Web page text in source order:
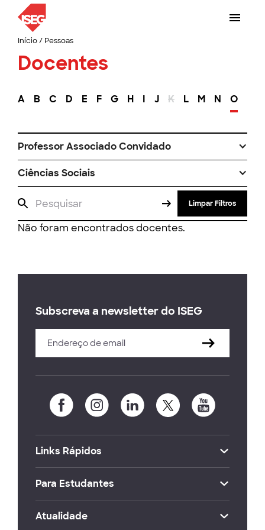
Início/ Pessoas
Docentes
A B C D E F G H I J K L M N O
Professor Associado Convidado
Ciências Sociais
Limpar Filtros
Não foram encontrados docentes.
Subscreva a newsletter do ISEG
Links Rápidos
Para Estudantes
Atualidade